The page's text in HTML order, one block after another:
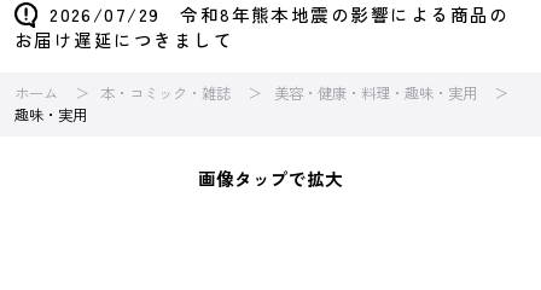
2026/07/29 令和8年熊本地震の影響による商品の
お届け遅延につきまして
ホーム 本・コミック・雑誌
美容・健康・料理・趣味・実用
趣味・実用
画像タップで拡大